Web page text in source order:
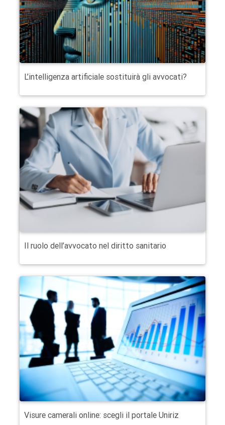
L’intelligenza artificiale sostituirà gli avvocati?
Il ruolo dell’avvocato nel diritto sanitario
Visure camerali online: scegli il portale Uniriz